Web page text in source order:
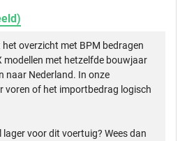
overzicht met BPM bedragen
modellen met hetzelfde bouwjaar
naar Nederland. In onze
voren of het importbedrag logisch
lager voor dit voertuig? Wees dan